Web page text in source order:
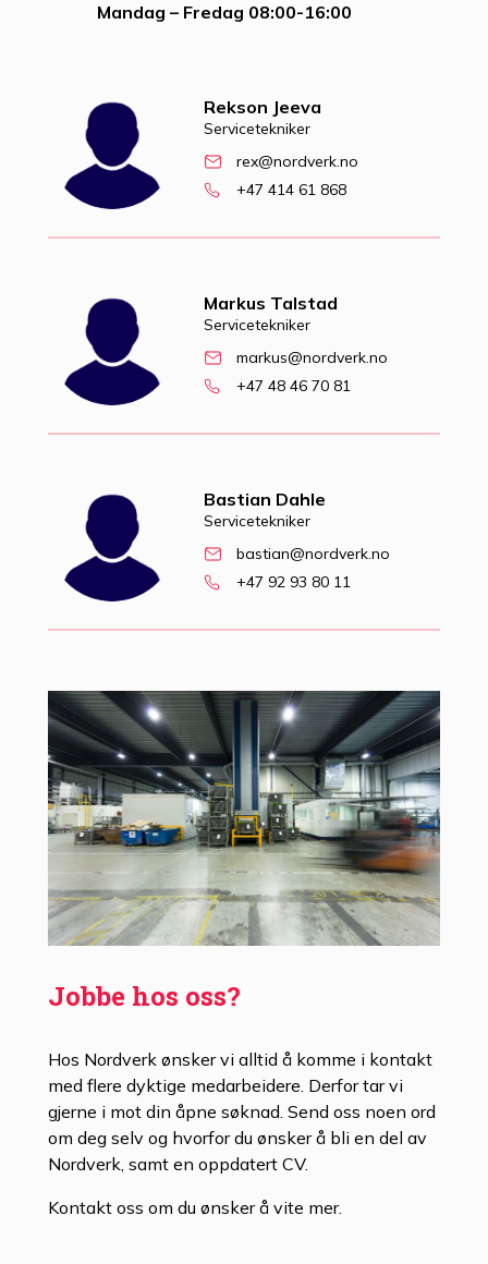
Mandag – Fredag 08:00-16:00
Rekson Jeeva
Servicetekniker
rex@nordverk.no
+47 414 61 868
Markus Talstad
Servicetekniker
markus@nordverk.no
+47 48 46 70 81
Bastian Dahle
Servicetekniker
bastian@nordverk.no
+47 92 93 80 11
Jobbe hos oss?
Hos Nordverk ønsker vi alltid å komme i kontakt
med flere dyktige medarbeidere. Derfor tar vi
gjerne i mot din åpne søknad. Send oss noen ord
om deg selv og hvorfor du ønsker å bli en del av
Nordverk, samt en oppdatert CV.
Kontakt oss om du ønsker å vite mer.